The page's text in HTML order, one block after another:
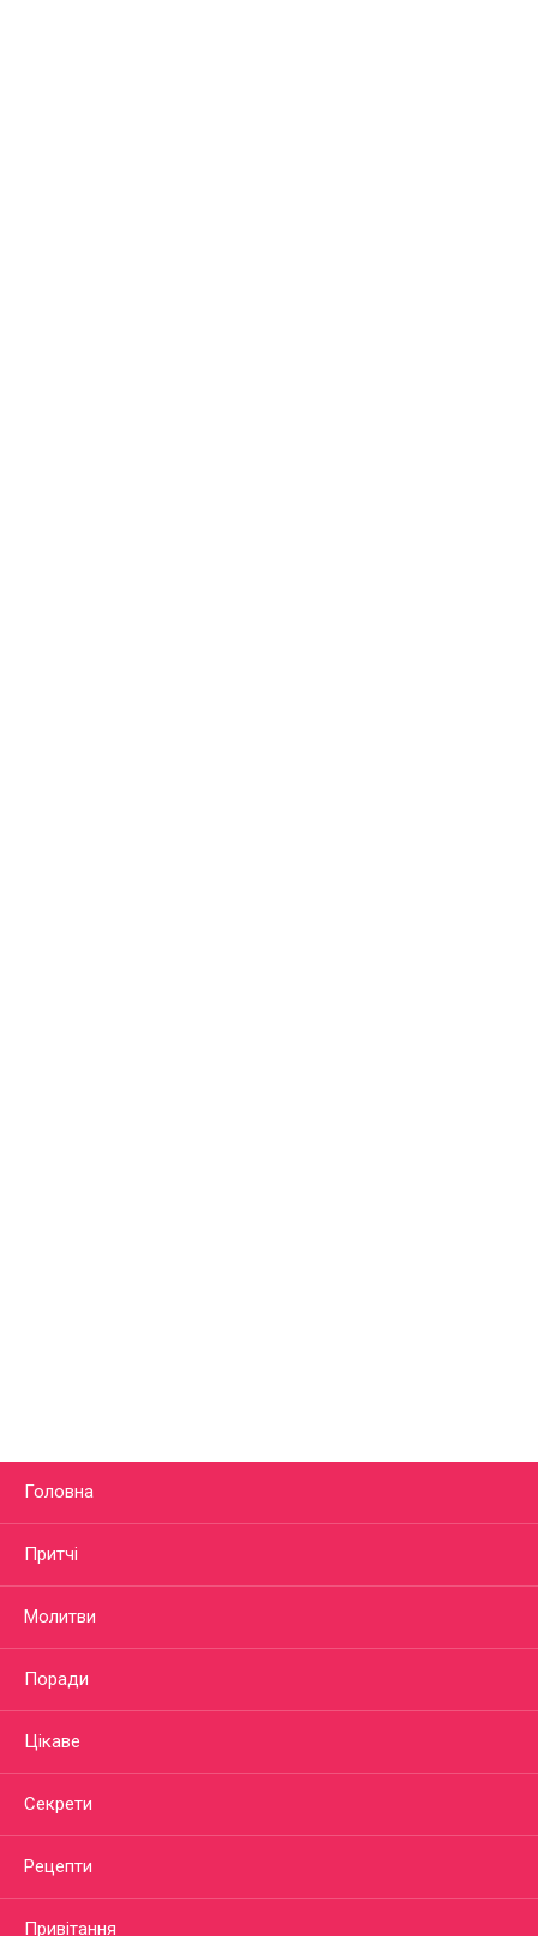
Головна
Притчі
Молитви
Поради
Цікаве
Секрети
Рецепти
Привітання